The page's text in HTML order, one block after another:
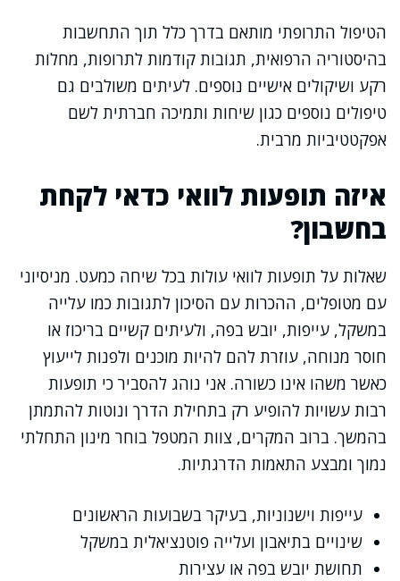
הטיפול התרופתי מותאם בדרך כלל תוך התחשבות
בהיסטוריה הרפואית, תגובות קודמות לתרופות, מחלות
רקע ושיקולים אישיים נוספים. לעיתים משולבים גם
טיפולים נוספים כגון שיחות ותמיכה חברתית לשם
אפקטטיביות מרבית.
איזה תופעות לוואי כדאי לקחת
בחשבון?
שאלות על תופעות לוואי עולות בכל שיחה כמעט. מניסיוני
עם מטופלים, ההכרות עם הסיכון לתגובות כמו עלייה
במשקל, עייפות, יובש בפה, ולעיתים קשיים בריכוז או
חוסר מנוחה, עוזרת להם להיות מוכנים ולפנות לייעוץ
כאשר משהו אינו כשורה. אני נוהג להסביר כי תופעות
רבות עשויות להופיע רק בתחילת הדרך ונוטות להתמתן
בהמשך. ברוב המקרים, צוות המטפל בוחר מינון התחלתי
נמוך ומבצע התאמות הדרגתיות.
עייפות וישנוניות, בעיקר בשבועות הראשונים
שינויים בתיאבון ועלייה פוטנציאלית במשקל
תחושת יובש בפה או עצירות